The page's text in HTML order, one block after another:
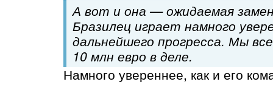
А вот и она — ожидаемая
Бразилец играет намного
дальнейшего прогресса. Мы
10 млн евро в деле.
Намного увереннее, как и его